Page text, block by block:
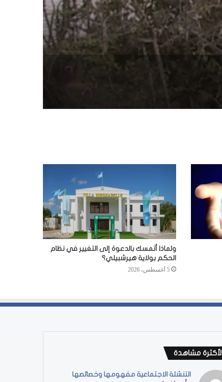
ولماذا أتمسك بالدعوة إلى التغيير في نظام
الحكم بولاية هيرشبيلي؟
5 أغسطس، 2026
الأكثرة مشاهدة
التنشئة الاجتماعية مفهومها وخصائصها